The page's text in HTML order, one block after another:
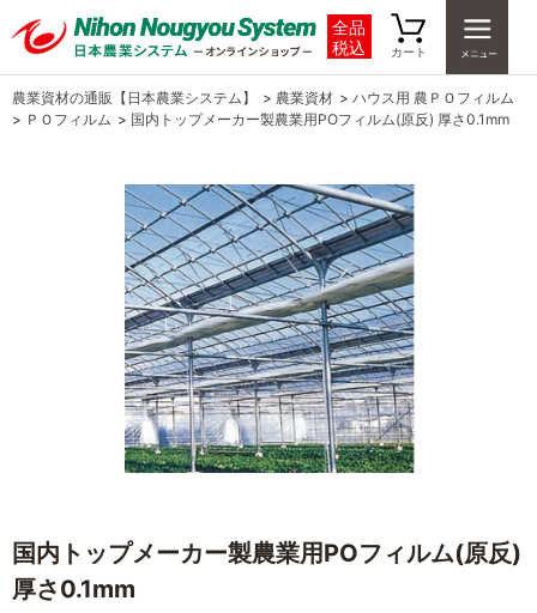
全品
税込
カート
農業資材の通販【日本農業システム】 > 農業資材 > ハウス用 農ＰＯフィルム
> ＰＯフィルム > 国内トップメーカー製農業用POフィルム(原反) 厚さ0.1mm
国内トップメーカー製農業用POフィルム(原反)
厚さ0.1mm